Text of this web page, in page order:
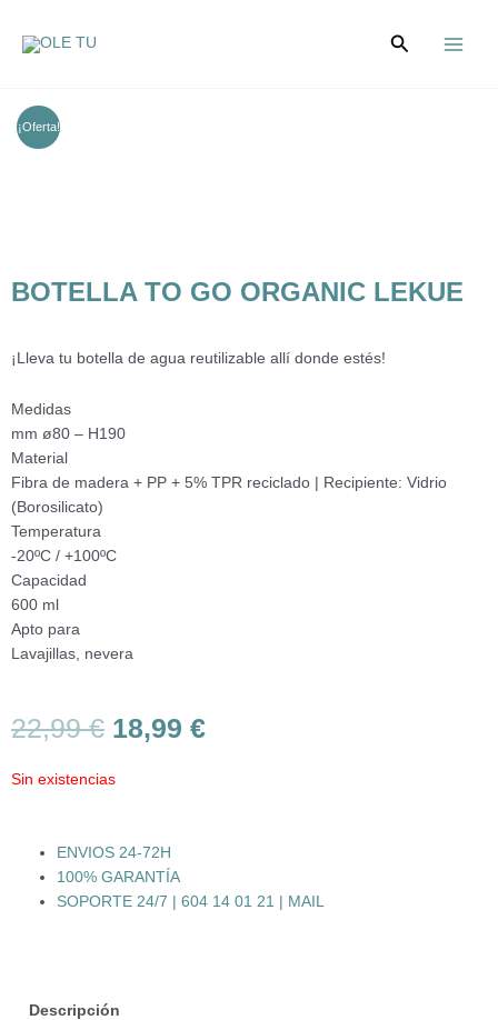
Buscar
Menu
¡Oferta!
BOTELLA TO GO ORGANIC LEKUE
¡Lleva tu botella de agua reutilizable allí donde estés!
Medidas
mm ø80 – H190
Material
Fibra de madera + PP + 5% TPR reciclado | Recipiente: Vidrio
(Borosilicato)
Temperatura
-20ºC / +100ºC
Capacidad
600 ml
Apto para
Lavajillas, nevera
22,99€ El
precio
original
18,99 €El
Sin existencias
ENVIOS 24-72H
100% GARANTÍA
SOPORTE 24/7 | 604 14 01 21 | MAIL
Descripción